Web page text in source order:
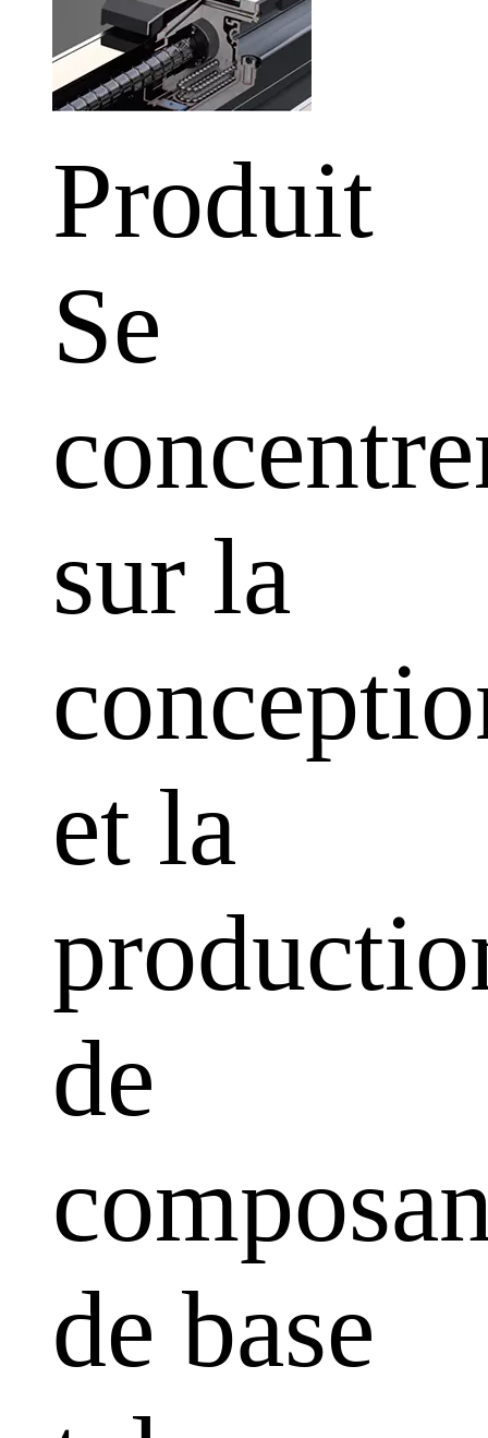
Produit
Se
sur la
et la
de
de base